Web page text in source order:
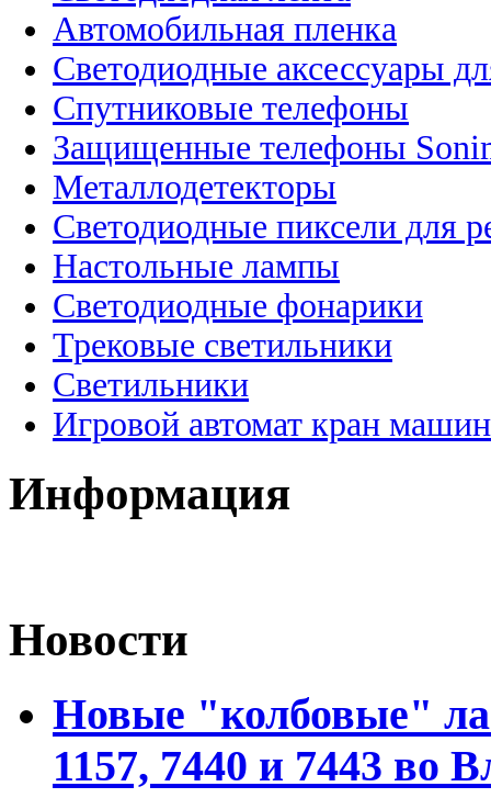
Автомобильная пленка
Светодиодные аксессуары
Спутниковые телефоны
Защищенные телефоны
Металлодетекторы
Светодиодные пиксели для
Настольные лампы
Светодиодные фонарики
Трековые светильники
Светильники
Игровой автомат кран
Информация
Новости
Новые "колбовые"
1157, 7440 и 7443 во